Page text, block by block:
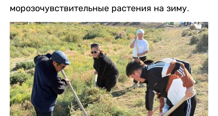
морозочувствительные растения на зиму.